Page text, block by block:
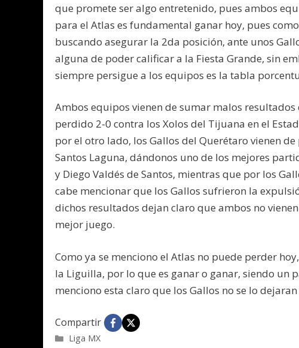
que promete ser algo entretenido, pues ambos
para el Atlas es fundamental ganar hoy, pues
buscando asegurar la 2da posición, ante unos
alguna de poder calificar a la Fiesta Grande, sin
siempre persigue a los equipos es la tabla
Ambos equipos vienen de sumar malos
perdido 2-0 contra los Xolos del Tijuana en el
por el otro lado, los Gallos del Querétaro vienen
Santos Laguna, dándonos uno de los mejores
y Diego Valdés de Santos, mientras que por los
cabe mencionar que los Gallos sufrieron la
dichos resultados dejan claro que ambos no
mejor juego.
Como ya se menciono el Atlas no puede perder
la Liguilla, por lo que es ganar o ganar, siendo un
menciono esta claro que los Gallos no se lo
Compartir
Categorías
Liga MX